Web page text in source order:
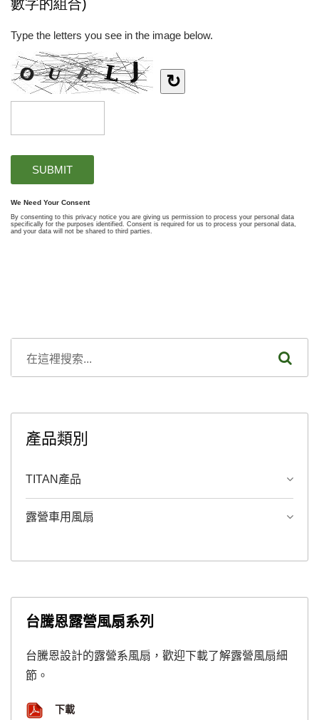
產品類別
TITAN產品
露營車用風扇
台騰恩露營風扇系列
台騰恩設計的露營系風扇，歡迎下載了解露營風扇細
節。
下載